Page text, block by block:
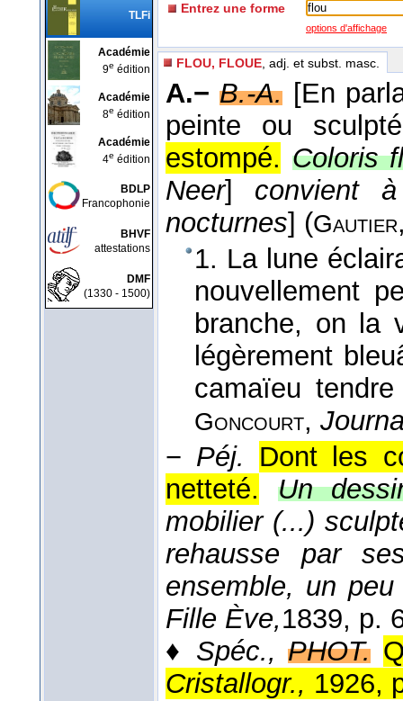
TLFi
Académie
9e édition
Académie
8e édition
Académie
4e édition
BDLP
Francophonie
BHVF
attestations
DMF
(1330 - 1500)
Entrez une forme
options d'affichage
FLOU, FLOUE , adj. et subst. masc.
A.− B.-A. [En
peinte ou
estompé. Coloris
Neer] convient
nocturnes] (Gautier
1. La lune
nouvellement
branche, on la
légèrement
camaïeu
Goncourt,
− Péj.
Dont les
netteté.
Un
mobilier (...)
rehausse par
ensemble, un
Fille Ève,1839, p.
♦ Spéc., PHOT.
Cristallogr., 1926,